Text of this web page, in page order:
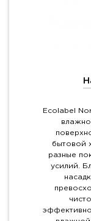
Ecolabel
бытовой
разные
усилий.